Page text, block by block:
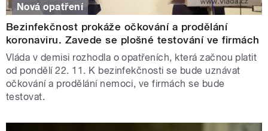
Nová opatření
Bezinfekčnost prokáže očkování a prodělání
koronaviru. Zavede se plošné testování ve firmách
Vláda v demisi rozhodla o opatřeních, která začnou platit
od pondělí 22. 11. K bezinfekčnosti se bude uznávat
očkování a prodělání nemoci, ve firmách se bude
testovat.